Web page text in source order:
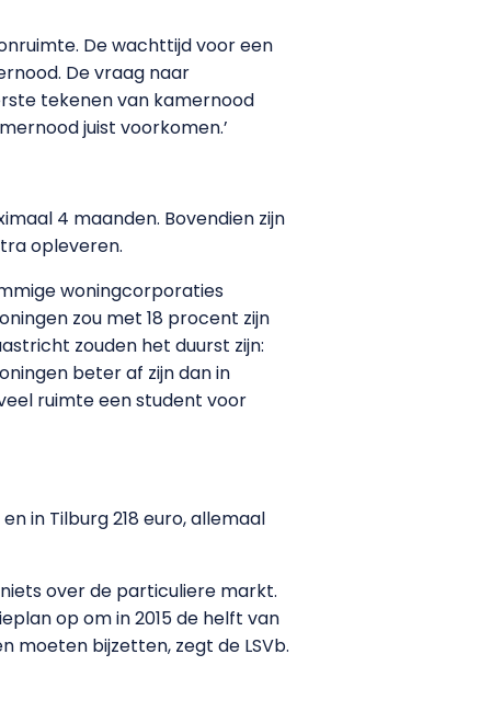
De wachttijd voor een
De vraag naar
tekenen van kamernood
juist voorkomen.’
4 maanden. Bovendien zijn
opleveren.
woningcorporaties
zou met 18 procent zijn
zouden het duurst zijn:
beter af zijn dan in
ruimte een student voor
in Tilburg 218 euro, allemaal
over de particuliere markt.
op om in 2015 de helft van
moeten bijzetten, zegt de LSVb.